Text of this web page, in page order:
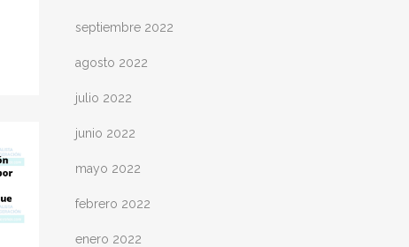
septiembre 2022
agosto 2022
julio 2022
junio 2022
mayo 2022
febrero 2022
enero 2022